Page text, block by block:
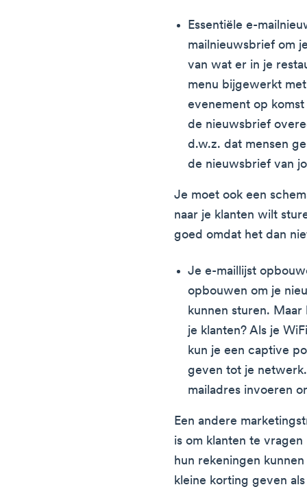
Essentiële e-
mailnieuwsbrief om
van wat er in je
menu bijgewerkt
evenement op
de nieuwsbrief
d.w.z. dat mensen
de nieuwsbrief van
Je moet ook een
naar je klanten wilt
goed omdat het dan
Je e-maillijst
opbouwen om je
kunnen sturen.
je klanten? Als je
kun je een captive
geven tot je
mailadres invoeren
Een andere
is om klanten te
hun rekeningen
kleine korting geven